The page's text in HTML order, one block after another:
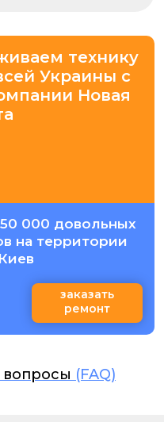
технику
Украины с
Новая
000 довольных
на территории
заказать
ремонт
вопросы (FAQ)